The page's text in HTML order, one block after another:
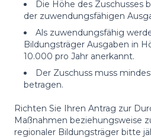
Die Höhe des Zuschusses
der zuwendungsfähigen
Als zuwendungsfähig
Bildungsträger Ausgaben in
10.000 pro Jahr anerkannt.
Der Zuschuss muss
betragen.
Richten Sie Ihren Antrag zur
Maßnahmen beziehungsweise
regionaler Bildungsträger bitte